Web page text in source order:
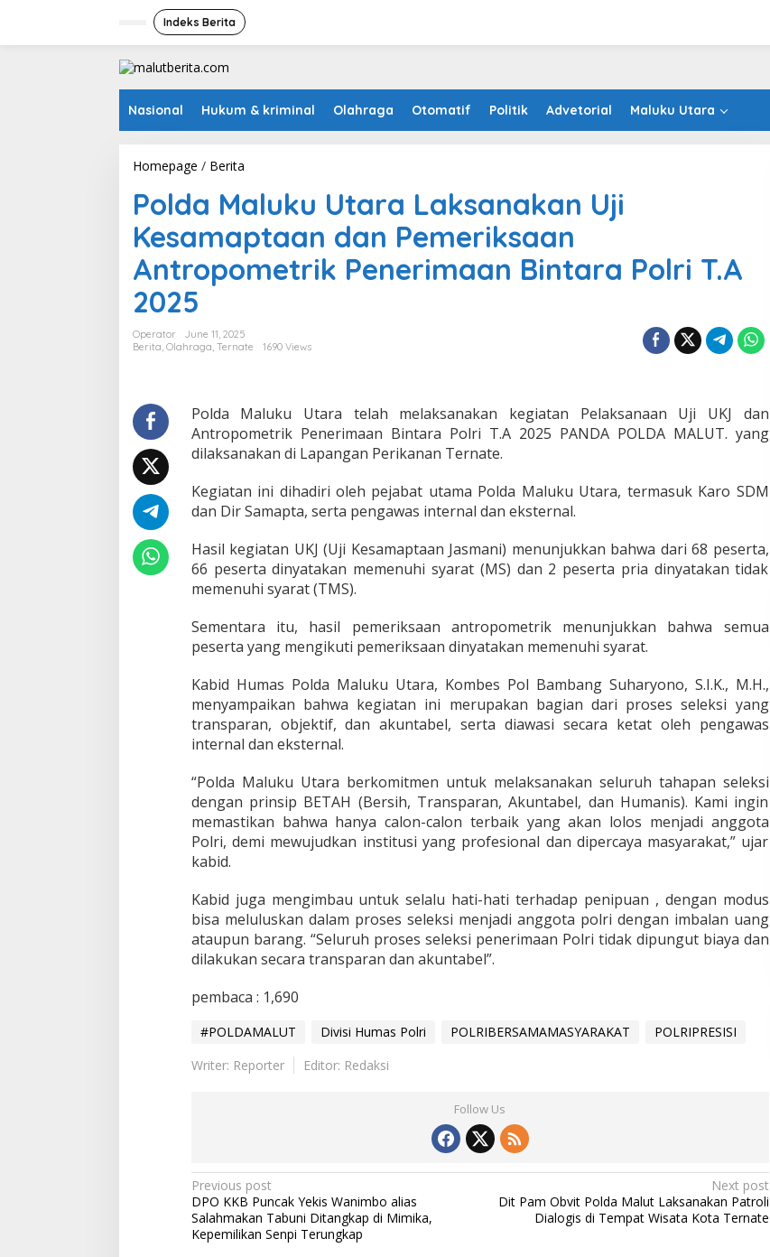
Indeks Berita
Nasional Hukum & kriminal Olahraga Otomatif Politik Advetorial Maluku Utara
Homepage / Berita
l
d
a
M
a
U
a
a
k
a
n
a
n
U
i
K
e
a
m
a
p
t
a
n
d
a
n
m
e
r
i
k
a
n
n
e
t
r
i
k
Polda Maluku Utara Laksanakan Uji
Kesamaptaan dan Pemeriksaan
Antropometrik Penerimaan Bintara Polri T.A
2025
Operator
June 11, 2025
Berita, Olahraga, Ternate 1690 Views
Polda Maluku Utara telah melaksanakan kegiatan Pelaksanaan Uji UKJ dan
Antropometrik Penerimaan Bintara Polri T.A 2025 PANDA POLDA MALUT. yang
dilaksanakan di Lapangan Perikanan Ternate.
Kegiatan ini dihadiri oleh pejabat utama Polda Maluku Utara, termasuk Karo SDM
dan Dir Samapta, serta pengawas internal dan eksternal.
Hasil kegiatan UKJ (Uji Kesamaptaan Jasmani) menunjukkan bahwa dari 68 peserta,
66 peserta dinyatakan memenuhi syarat (MS) dan 2 peserta pria dinyatakan tidak
memenuhi syarat (TMS).
Sementara itu, hasil pemeriksaan antropometrik menunjukkan bahwa semua
peserta yang mengikuti pemeriksaan dinyatakan memenuhi syarat.
Kabid Humas Polda Maluku Utara, Kombes Pol Bambang Suharyono, S.I.K., M.H.,
menyampaikan bahwa kegiatan ini merupakan bagian dari proses seleksi yang
transparan, objektif, dan akuntabel, serta diawasi secara ketat oleh pengawas
internal dan eksternal.
“Polda Maluku Utara berkomitmen untuk melaksanakan seluruh tahapan seleksi
dengan prinsip BETAH (Bersih, Transparan, Akuntabel, dan Humanis). Kami ingin
memastikan bahwa hanya calon-calon terbaik yang akan lolos menjadi anggota
Polri, demi mewujudkan institusi yang profesional dan dipercaya masyarakat,” ujar
kabid.
Kabid juga mengimbau untuk selalu hati-hati terhadap penipuan , dengan modus
bisa meluluskan dalam proses seleksi menjadi anggota polri dengan imbalan uang
ataupun barang. “Seluruh proses seleksi penerimaan Polri tidak dipungut biaya dan
dilakukan secara transparan dan akuntabel”.
pembaca : 1,690
#POLDAMALUT Divisi Humas Polri POLRIBERSAMAMASYARAKAT
POLRIPRESISI
Writer: Reporter
Editor: Redaksi
Follow Us
P
o
s
Previous post
DPO KKB Puncak Yekis Wanimbo alias
Salahmakan Tabuni Ditangkap di Mimika,
Kepemilikan Senpi Terungkap
Next post
Dit Pam Obvit Polda Malut Laksanakan Patroli
Dialogis di Tempat Wisata Kota Ternate